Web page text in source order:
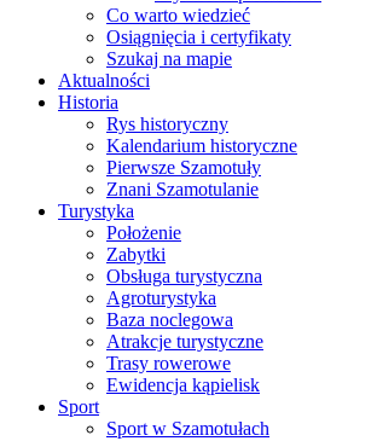
Co warto wiedzieć
Osiągnięcia i certyfikaty
Szukaj na mapie
Aktualności
Historia
Rys historyczny
Kalendarium historyczne
Pierwsze Szamotuły
Znani Szamotulanie
Turystyka
Położenie
Zabytki
Obsługa turystyczna
Agroturystyka
Baza noclegowa
Atrakcje turystyczne
Trasy rowerowe
Ewidencja kąpielisk
Sport
Sport w Szamotułach